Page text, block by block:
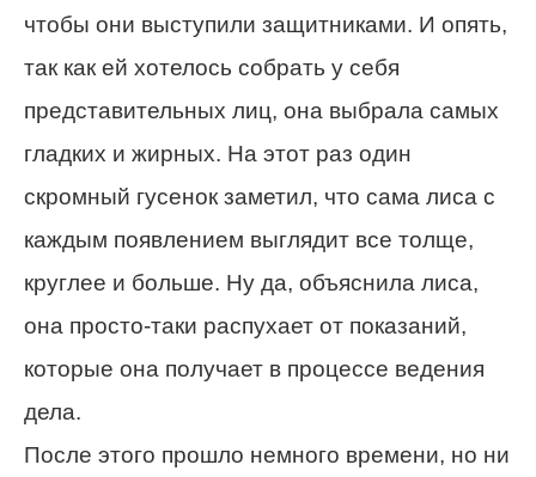
чтобы они выступили защитниками. И опять,
так как ей хотелось собрать у себя
представительных лиц, она выбрала самых
гладких и жирных. На этот раз один
скромный гусенок заметил, что сама лиса с
каждым появлением выглядит все толще,
круглее и больше. Ну да, объяснила лиса,
она просто-таки распухает от показаний,
которые она получает в процессе ведения
дела.
После этого прошло немного времени, но ни